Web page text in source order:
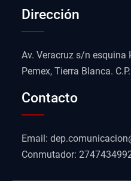
Dirección
Av. Veracruz s/n esquina
Pemex, Tierra Blanca.
Contacto
Email:
Conmutador: